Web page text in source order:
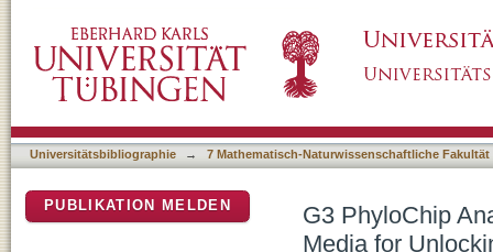
Composition and Diversity of the Maize
Candidate Divisions/Phyla
Universitätsbibliographie → 7 Mathematisch-Naturwissenschaftliche Fakultät
G3 PhyloChip
Media for
PUBLIKATION MELDEN